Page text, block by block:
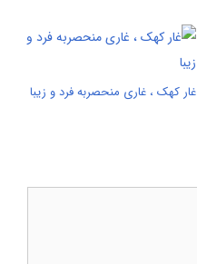
غار کهک ، غاری منحصربه فرد و زیبا